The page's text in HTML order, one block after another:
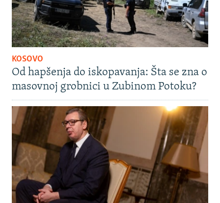
KOSOVO
Od hapšenja do iskopavanja: Šta se zna o
masovnoj grobnici u Zubinom Potoku?